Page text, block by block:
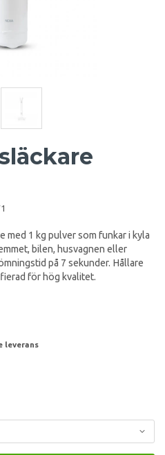
med 1 kg pulver som funkar i kyla
bilen, husvagnen eller
på 7 sekunder. Hållare
för hög kvalitet.
leverans